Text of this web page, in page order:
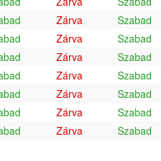
Zárva
Szabad
Zárva
Szabad
Zárva
Szabad
Zárva
Szabad
Zárva
Szabad
Zárva
Szabad
Zárva
Szabad